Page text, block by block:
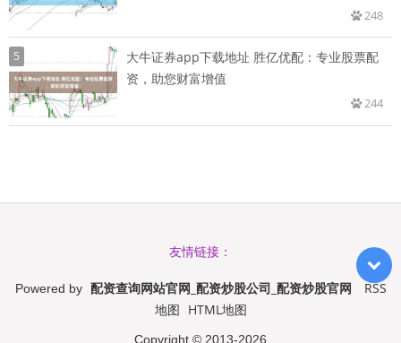
248
5
大牛证券app下载地址 胜亿优配：专业股票配
资，助您财富增值
244
友情链接：
Powered by 配资查询网站官网_配资炒股公司_配资炒股官网
RSS
地图 HTML地图
Copyright © 2013-2026